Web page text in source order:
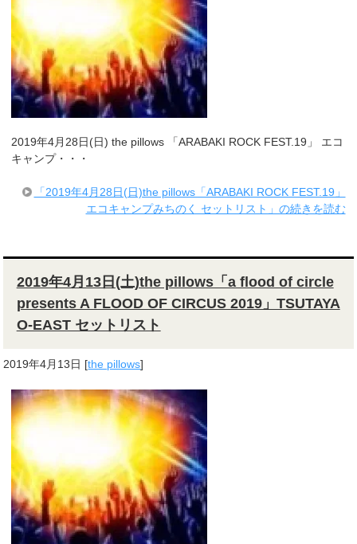
2019年4月28日(日) the pillows 「ARABAKI ROCK FEST.19」 エコ
キャンプ・・・
「2019年4月28日(日)the pillows「ARABAKI ROCK FEST.19」
エコキャンプみちのく セットリスト」の続きを読む
2019年4月13日(土)the pillows「a flood of circle
presents A FLOOD OF CIRCUS 2019」TSUTAYA
O-EAST セットリスト
2019年4月13日 [the pillows]